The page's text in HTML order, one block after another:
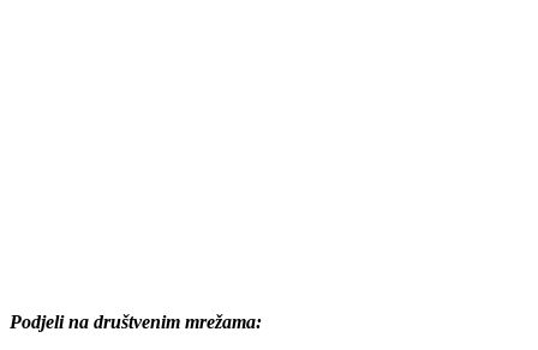
Podjeli na društvenim mrežama: